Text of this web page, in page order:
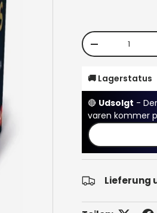
Anzahl
Menge
🚚 Lagerstatus
🔴 Udsolgt -
varen kommer
Lieferung